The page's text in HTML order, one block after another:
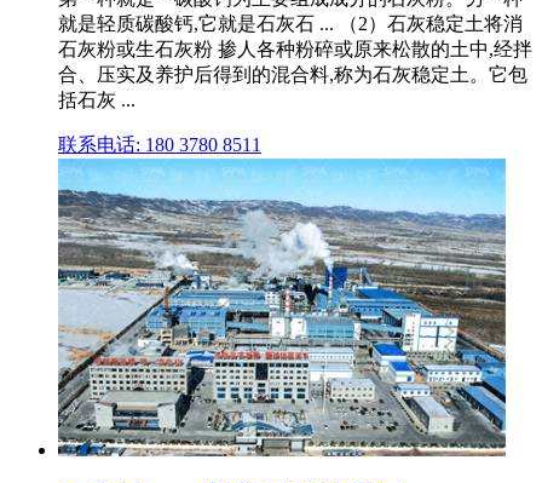
就是轻质碳酸钙,它就是石灰石 ... （2）石灰稳定土将消
石灰粉或生石灰粉 掺人各种粉碎或原来松散的土中,经拌
合、压实及养护后得到的混合料,称为石灰稳定土。它包
括石灰 ...
联系电话: 180 3780 8511